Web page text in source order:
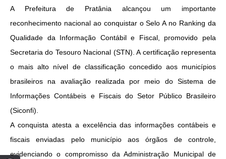
A Prefeitura de Pratânia alcançou um importante
reconhecimento nacional ao conquistar o Selo A no Ranking da
Qualidade da Informação Contábil e Fiscal, promovido pela
Secretaria do Tesouro Nacional (STN). A certificação representa
o mais alto nível de classificação concedido aos municípios
brasileiros na avaliação realizada por meio do Sistema de
Informações Contábeis e Fiscais do Setor Público Brasileiro
(Siconfi).
A conquista atesta a excelência das informações contábeis e
fiscais enviadas pelo município aos órgãos de controle,
evidenciando o compromisso da Administração Municipal de